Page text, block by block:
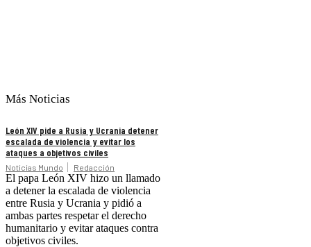
Más Noticias
León XIV pide a Rusia y Ucrania detener
escalada de violencia y evitar los
ataques a objetivos civiles
Noticias Mundo Redacción
El papa León XIV hizo un llamado
a detener la escalada de violencia
entre Rusia y Ucrania y pidió a
ambas partes respetar el derecho
humanitario y evitar ataques contra
objetivos civiles.